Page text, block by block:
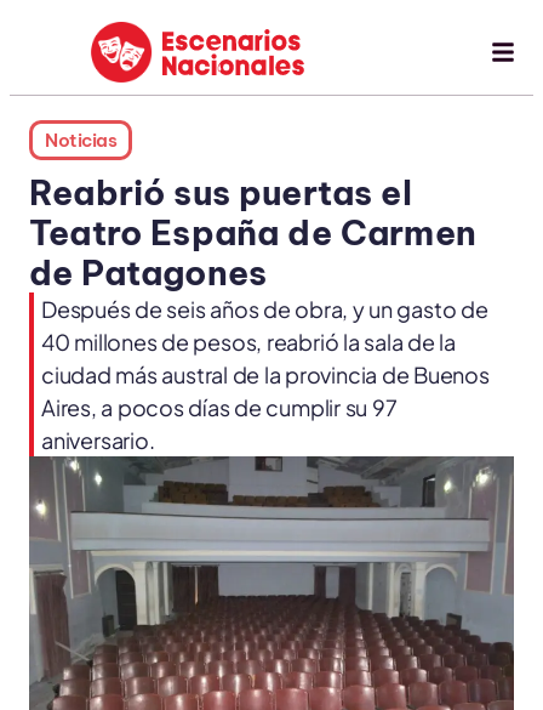
Noticias
Reabrió sus puertas el
Teatro España de Carmen
de Patagones
Después de seis años de obra, y un gasto de
40 millones de pesos, reabrió la sala de la
ciudad más austral de la provincia de Buenos
Aires, a pocos días de cumplir su 97
aniversario.